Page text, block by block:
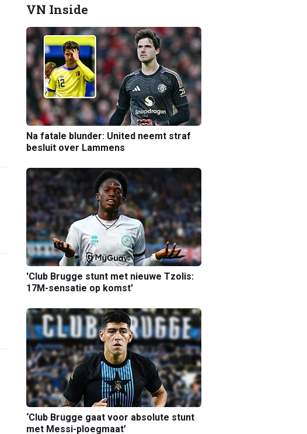
VN Inside
Na fatale blunder: United neemt straf
besluit over Lammens
'Club Brugge stunt met nieuwe Tzolis:
17M-sensatie op komst'
‘Club Brugge gaat voor absolute stunt
met Messi-ploegmaat’